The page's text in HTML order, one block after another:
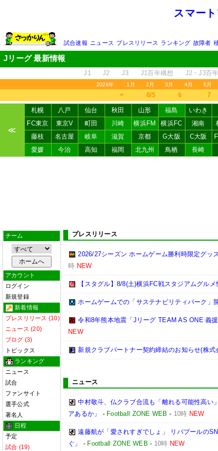
スマー
試合速報 ニュース プレスリリース ランキング 故障者
Jリーグ 最新情報
J1 J2 J3 J1百年構想 J2・J3百
2026年 1月 2月 3月 4月 5月
＜ 8/5 6 7
≪
札幌 八戸 仙台 秋田 山形 福島
いわき
FC東京
東京V 町田 川崎 横浜FM 横浜FC 湘南
藤枝
名古屋 岐阜 滋賀 京都 G大阪 C大阪
愛媛
今治 高知 福岡 北九州 鳥栖 長崎
チーム
アカウント
ログイン
新規登録
新着情報
プレスリリース (10)
ニュース (20)
ブログ (3)
トピックス
ランキング
ニュース
試合
ファンサイト
選手公式
著名人
日程
予定
試合 (19)
プレスリリース
2026/27シーズン ホームゲーム勝利時限定グッ
時 NEW
【スタグル】8/8(土)横浜FC戦スタジアムグルメ
ホームゲームでの「サステナビリティパーク」
令和8年熊本地震「Jリーグ TEAM AS ONE 義
NEW
新規クラブパートナー契約締結のお知らせ(株式
ニュース
中村敬斗、仏クラブ合流も「離れる可能性高
アあるか」
- Football ZONE WEB - 10時 NEW
遠藤航が「愛されすぎでしょ」 リバプールの
ぐ」
- Football ZONE WEB - 10時 NEW